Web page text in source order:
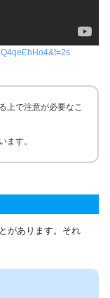
上で注意が必要なこ
ます。
があります。それ